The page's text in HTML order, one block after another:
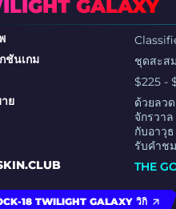
GALAXY
ชันเกม
ชุดสะส
$225 -
ย
ด้วยลว
จักรวา
กับอาวุ
รับคำช
THE
18 TWILIGHT GALAXY วิกิ